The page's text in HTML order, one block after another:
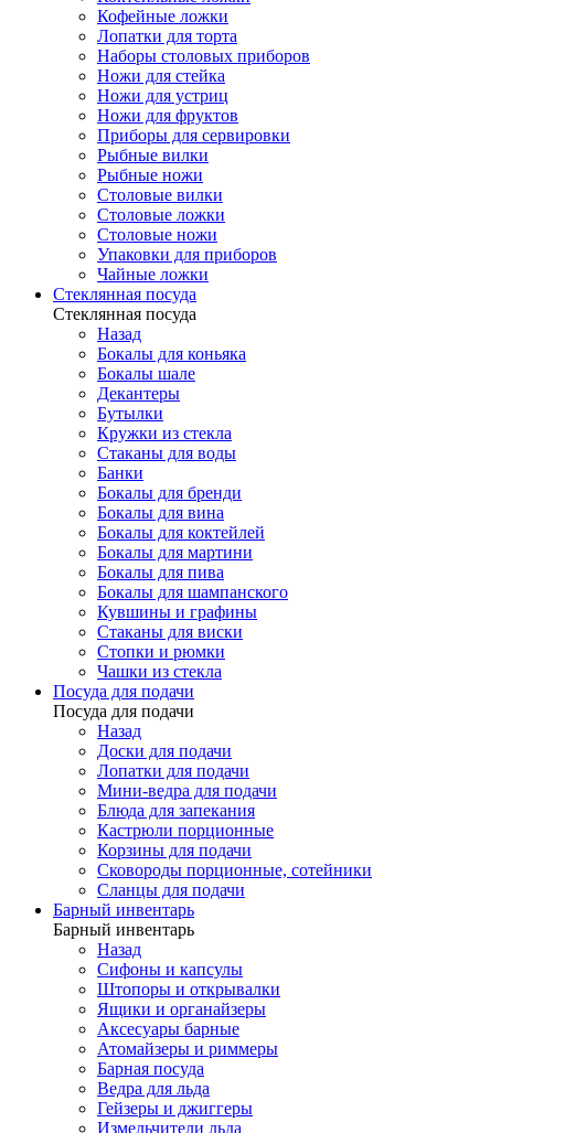
Кофейные ложки
Лопатки для торта
Наборы столовых приборов
Ножи для стейка
Ножи для устриц
Ножи для фруктов
Приборы для сервировки
Рыбные вилки
Рыбные ножи
Столовые вилки
Столовые ложки
Столовые ножи
Упаковки для приборов
Чайные ложки
Стеклянная посуда
Стеклянная посуда
Назад
Бокалы для коньяка
Бокалы шале
Декантеры
Бутылки
Кружки из стекла
Стаканы для воды
Банки
Бокалы для бренди
Бокалы для вина
Бокалы для коктейлей
Бокалы для мартини
Бокалы для пива
Бокалы для шампанского
Кувшины и графины
Стаканы для виски
Стопки и рюмки
Чашки из стекла
Посуда для подачи
Посуда для подачи
Назад
Доски для подачи
Лопатки для подачи
Мини-ведра для подачи
Блюда для запекания
Кастрюли порционные
Корзины для подачи
Сковороды порционные, сотейники
Сланцы для подачи
Барный инвентарь
Барный инвентарь
Назад
Сифоны и капсулы
Штопоры и открывалки
Ящики и органайзеры
Аксесуары барные
Атомайзеры и риммеры
Барная посуда
Ведра для льда
Гейзеры и джиггеры
Измельчители льда